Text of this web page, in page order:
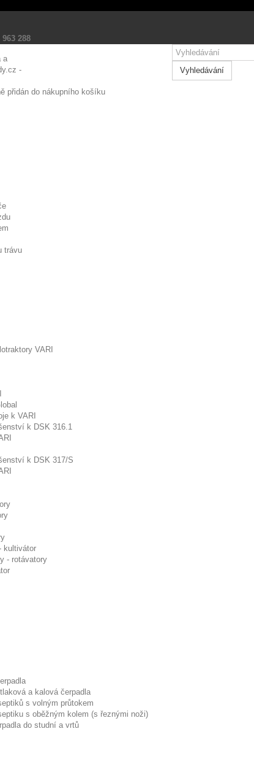
služeb, personalizaci reklam a analýze návštěvnosti soubory cookie.
963 288
Vyhledávání
přidán do nákupního košíku
trávu
VARI
k VARI
k DSK 316.1
k DSK 317/S
kultivátor
- rotávatory
a kalová čerpadla
s volným průtokem
s oběžným kolem (s řeznými noži)
do studní a vrtů